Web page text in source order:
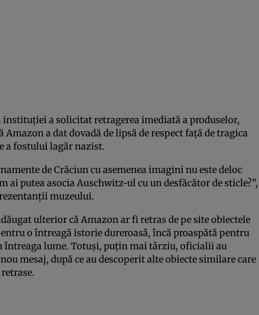
instituţiei a solicitat retragerea imediată a produselor,
Amazon a dat dovadă de lipsă de respect faţă de tragica
a fostului lagăr nazist.
de Crăciun cu asemenea imagini nu este deloc
ai putea asocia Auschwitz-ul cu un desfăcător de sticle?”,
muzeului.
ulterior că Amazon ar fi retras de pe site obiectele
o întreagă istorie dureroasă, încă proaspătă pentru
întreaga lume. Totuşi, puţin mai târziu, oficialii au
mesaj, după ce au descoperit alte obiecte similare care